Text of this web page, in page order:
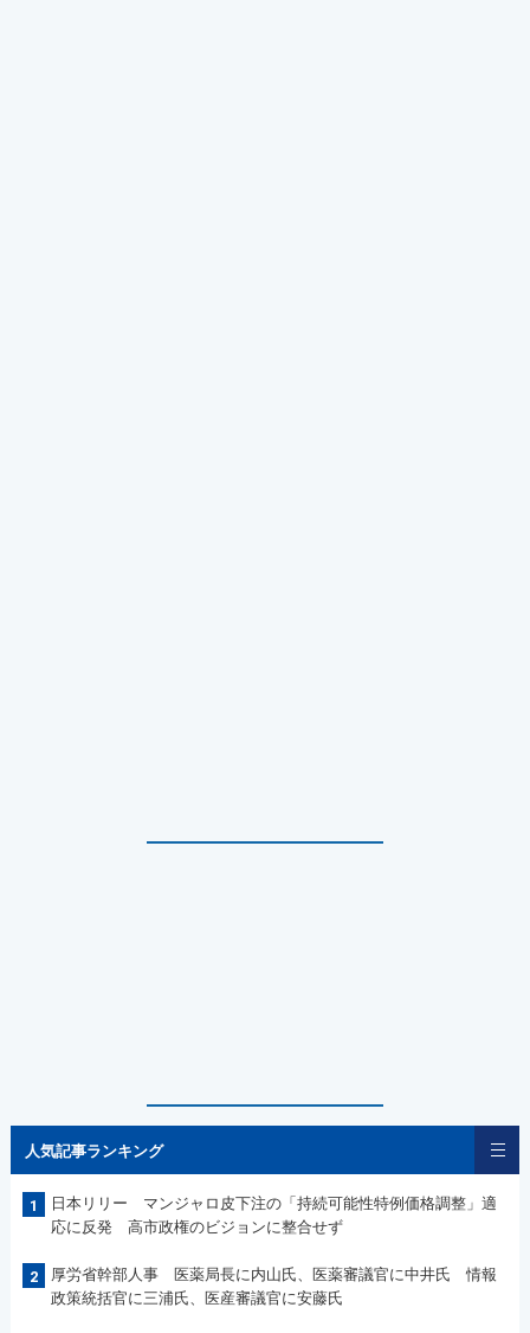
人気記事ランキング
1
日本リリー マンジャロ皮下注の「持続可能性特例価格調整」適
応に反発 高市政権のビジョンに整合せず
2
厚労省幹部人事 医薬局長に内山氏、医薬審議官に中井氏 情報
政策統括官に三浦氏、医産審議官に安藤氏